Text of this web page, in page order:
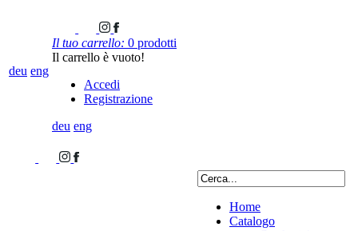
deu eng
Il tuo carrello: 0 prodotti
Il carrello è vuoto!
Accedi
Registrazione
deu eng
Home
Catalogo